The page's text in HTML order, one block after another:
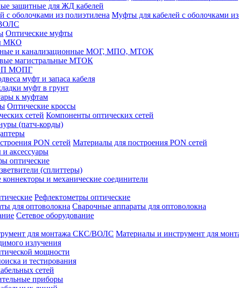
защитные для ЖД кабелей
Муфты для кабелей с оболочками
Оптические муфты
МКО
и канализационные МОГ, МПО, МТОК
магистральные МТОК
МОПГ
муфт и запаса кабеля
муфт в грунт
к муфтам
Оптические кроссы
Компоненты оптических сетей
(патч-корды)
Материалы для построения PON сетей
аксессуары
оптические
(сплиттеры)
и механические соединители
Рефлектометры оптические
Сварочные аппараты для оптоволокна
Сетевое оборудование
Материалы и инструмент для
излучения
мощности
и тестирования
сетей
приборы